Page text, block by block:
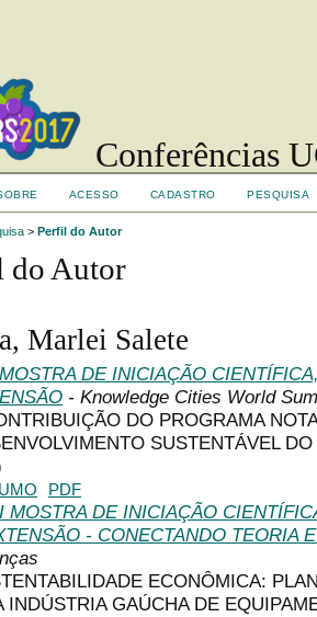
Conferências
ACESSO CADASTRO PESQUISA
> Perfil do Autor
do Autor
Marlei Salete
DE INICIAÇÃO
- Knowledge Cities World
DO PROGRAMA
SUSTENTÁVEL
PDF
MOSTRA DE INICIAÇÃO
- CONECTANDO TEORIA
ECONÔMICA:
INDÚSTRIA GAÚCHA DE